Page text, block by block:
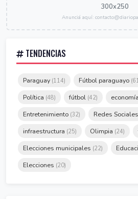
300x250
Anunciá aquí:
TENDENCIAS
Paraguay (114) Fútbol paraguayo
Política (48) fútbol (42) economía
Entretenimiento (32) Redes Sociales
infraestructura (25) Olimpia (24)
Elecciones municipales (22)
Elecciones (20)